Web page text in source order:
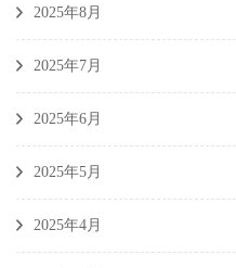
2025年8月
2025年7月
2025年6月
2025年5月
2025年4月